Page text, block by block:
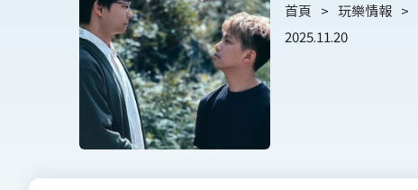
首頁 玩樂情報
2025.11.20